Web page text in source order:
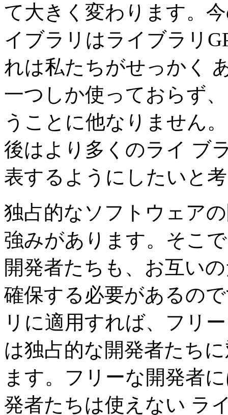
て大きく変わります。
イブラリはライブラリ
れは私たちがせっかく
一つしか使っておらず
うことに他なりません
後はより多くのライ ブ
表するようにしたいと
独占的なソフトウェア
強みがあります。そこ
開発者たちも、お互い
確保する必要があるの
リに適用すれば、フリ
は独占的な開発者たち
ます。フリーな開発者
発者たちは使えない ラ